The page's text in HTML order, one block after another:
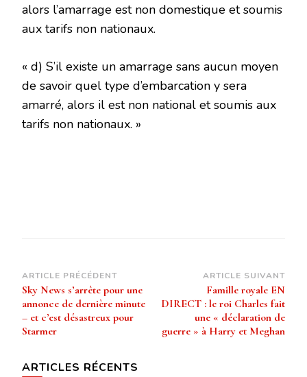
alors l’amarrage est non domestique et soumis
aux tarifs non nationaux.
« d) S’il existe un amarrage sans aucun moyen
de savoir quel type d’embarcation y sera
amarré, alors il est non national et soumis aux
tarifs non nationaux. »
Navigation
d’article
ARTICLE PRÉCÉDENT
Sky News s’arrête pour une
annonce de dernière minute
– et c’est désastreux pour
Starmer
ARTICLE SUIVANT
Famille royale EN
DIRECT : le roi Charles fait
une « déclaration de
guerre » à Harry et Meghan
ARTICLES RÉCENTS